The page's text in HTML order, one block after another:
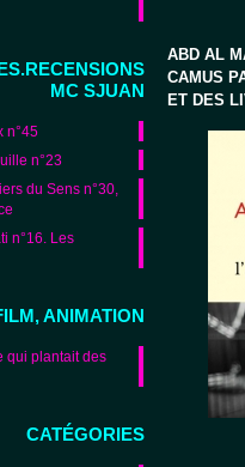
MC SJUAN
n°45
n°23
du Sens n°30,
n°16. Les
ANIMATION
qui plantait des
CATÉGORIES
ABD AL
CAMUS
ET DES